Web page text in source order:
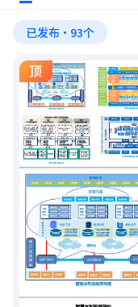
已发布·93个